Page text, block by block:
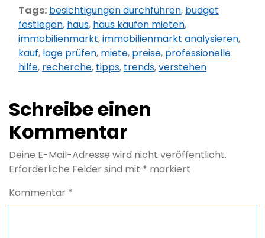
Tags: besichtigungen durchführen, budget
festlegen, haus, haus kaufen mieten,
immobilienmarkt,immobilienmarkt analysieren,
kauf, lage prüfen, miete, preise, professionelle
hilfe, recherche, tipps, trends,verstehen
Schreibe einen
Kommentar
Deine E-Mail-Adresse wird nicht veröffentlicht.
Erforderliche Felder sind mit * markiert
Kommentar *